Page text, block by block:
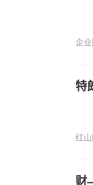
企
特
红
财